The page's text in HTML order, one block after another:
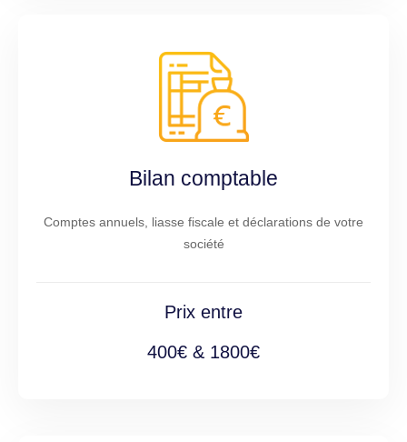
Bilan comptable
Comptes annuels, liasse fiscale et déclarations de votre
société
Prix entre
400€ & 1800€